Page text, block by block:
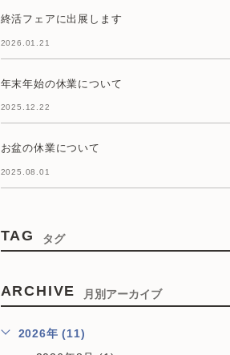
終活フェアに出展します
2026.01.21
年末年始の休業について
2025.12.22
お盆の休業について
2025.08.01
TAG タグ
ARCHIVE 月別アーカイブ
2026年 (11)